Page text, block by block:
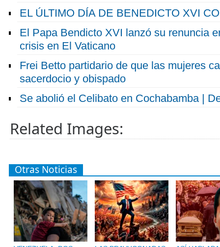
EL ÚLTIMO DÍA DE BENEDICTO XVI
El Papa Bendicto XVI lanzó su renuncia
crisis en El Vaticano
Frei Betto partidario de que las mujeres
sacerdocio y obispado
Se abolió el Celibato en Cochabamba |
Related Images:
Otras Noticias